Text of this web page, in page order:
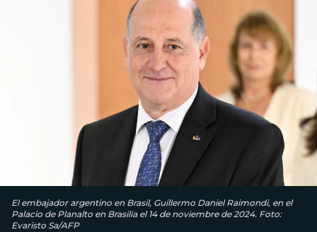
El embajador argentino en Brasil, Guillermo Daniel Raimondi, en el
Palacio de Planalto en Brasilia el 14 de noviembre de 2024. Foto:
Evaristo Sa/AFP